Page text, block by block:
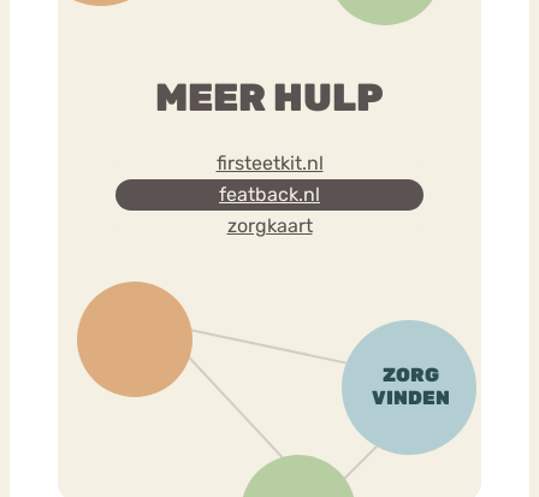
MEER HULP
firsteetkit.nl
featback.nl
zorgkaart